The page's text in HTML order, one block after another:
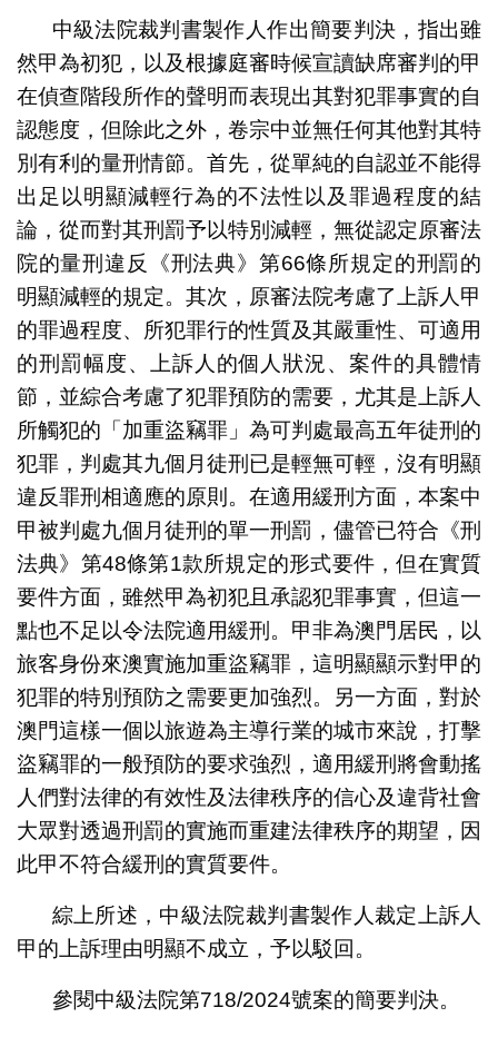
中級法院裁判書製作人作出簡要判決，指出雖
然甲為初犯，以及根據庭審時候宣讀缺席審判的甲
在偵查階段所作的聲明而表現出其對犯罪事實的自
認態度，但除此之外，卷宗中並無任何其他對其特
別有利的量刑情節。首先，從單純的自認並不能得
出足以明顯減輕行為的不法性以及罪過程度的結
論，從而對其刑罰予以特別減輕，無從認定原審法
院的量刑違反《刑法典》第66條所規定的刑罰的
明顯減輕的規定。其次，原審法院考慮了上訴人甲
的罪過程度、所犯罪行的性質及其嚴重性、可適用
的刑罰幅度、上訴人的個人狀況、案件的具體情
節，並綜合考慮了犯罪預防的需要，尤其是上訴人
所觸犯的「加重盜竊罪」為可判處最高五年徒刑的
犯罪，判處其九個月徒刑已是輕無可輕，沒有明顯
違反罪刑相適應的原則。在適用緩刑方面，本案中
甲被判處九個月徒刑的單一刑罰，儘管已符合《刑
法典》第48條第1款所規定的形式要件，但在實質
要件方面，雖然甲為初犯且承認犯罪事實，但這一
點也不足以令法院適用緩刑。甲非為澳門居民，以
旅客身份來澳實施加重盜竊罪，這明顯顯示對甲的
犯罪的特別預防之需要更加強烈。另一方面，對於
澳門這樣一個以旅遊為主導行業的城市來說，打擊
盜竊罪的一般預防的要求強烈，適用緩刑將會動搖
人們對法律的有效性及法律秩序的信心及違背社會
大眾對透過刑罰的實施而重建法律秩序的期望，因
此甲不符合緩刑的實質要件。
綜上所述，中級法院裁判書製作人裁定上訴人
甲的上訴理由明顯不成立，予以駁回。
參閱中級法院第718/2024號案的簡要判決。